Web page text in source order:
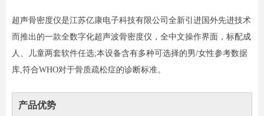
超声骨密度仪是江苏亿康电子科技有限公司全新引进国外先进技术
而推出的一款全数字化超声波骨密度仪，全中文操作界面，标配成
人、儿童两套软件任选;本设备含有多种可选择的男/女性参考数据
库,符合WHO对于骨质疏松症的诊断标准。
产品优势